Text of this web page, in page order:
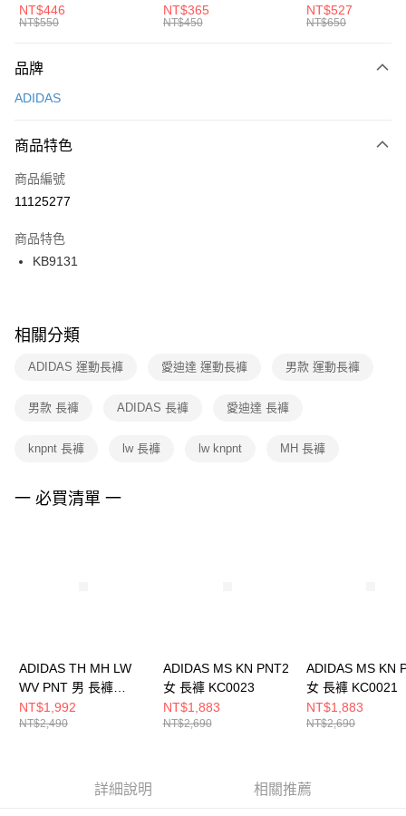
元大商業銀行
台灣樂天信用卡公司
AFTEE先享後付
【關於「AFTEE先享後付」】
便利好安心！
３．安心：先確認商品／服務後，再付款。
【「AFTEE先享後付」結帳流程】
１．於結帳方式選擇「AFTEE先享後付」後，將跳轉至「AFTEE先享後付」
２．訂單成立數日內，您將收到繳費通知簡訊。
３．收到繳費通知簡訊後14天內，點擊此簡訊中的連結，可透過四大超商／
ATM／網路銀行／等多元方式進行付款，方視為交易完成。
※ 交易是否成功請以「AFTEE先享後付 」之結帳頁面顯示為準，若有關於
是否繳費成功／繳費後需取消欲退款等相關疑問，請聯繫「AFTEE先享後付
客戶支援中心」https://netprotections.freshdesk.com/support/home
１．透過由恩沛科技股份有限公司提供之「AFTEE先享後付」服務完成之交
權轉讓予恩沛科技股份有限公司。
３．未成年的使用者請事先徵得法定代理人或監護人之同意方可使用
「AFTEE先享後付」，若未經同意申辦者引起之損失，本公司不負相關責
運送方式
每筆NT$100，滿NT$1,500(含以上)免運費
宅配
每筆NT$100，滿NT$1,500(含以上)免運費
付款後門市自取
每筆NT$100，滿NT$1,500(含以上)免運費
中統襪 FZ3393100
NT$446
NT$550
EMBRDY 男女 短統襪
FZ3073133
NT$365
NT$450
BA5871010
NT$527
NT$650
品牌
ADIDAS
商品特色
商品編號
11125277
商品特色
KB9131
相關分類
ADIDAS 運動長褲 愛迪達 運動長褲 男款 運動長褲
男款 長褲 ADIDAS 長褲 愛迪達 長褲
knpnt 長褲 lw 長褲 lw knpnt MH 長褲
一 必買清單 一
ADIDAS TH MH LW
WV PNT 男 長褲
KR2551
NT$1,992
NT$2,490
ADIDAS MS KN PNT2
女 長褲 KC0023
NT$1,883
NT$2,690
ADIDAS MS KN
女 長褲 KC0021
NT$1,883
NT$2,690
詳細說明 相關推薦